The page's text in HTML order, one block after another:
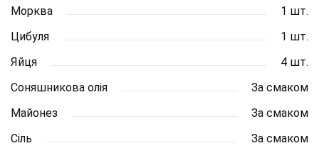
Морква
1 шт.
Цибуля
1 шт.
Яйця
4 шт.
Соняшникова олія
За смаком
Майонез
За смаком
Сіль
За смаком